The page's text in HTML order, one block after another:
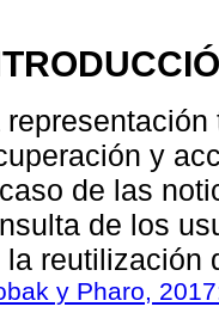
y
de las
de los
la reutilización
y Pharo,